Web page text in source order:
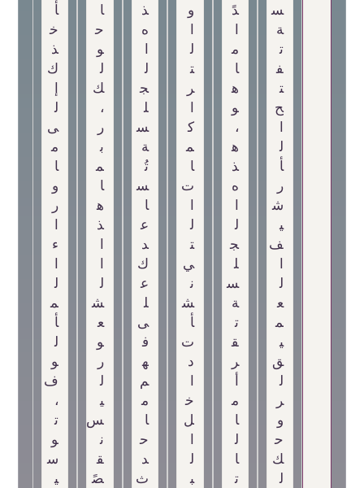
س
ة
ت
ف
ت
ح
ا
ل
أ
ر
ش
ي
ف
ا
ل
ع
م
ي
ق
ل
ر
و
ح
ك
ل
دً
ا
م
ا
ه
و
،
ه
ذ
ه
ا
ل
ج
ل
س
ة
ت
ق
ر
أ
م
ا
ل
ا
ت
و
ا
ل
ت
ر
ا
ك
م
ا
ت
ا
ل
ت
ي
ن
ش
أ
ت
د
ا
خ
ل
ا
ل
ب
ذ
ه
ا
ل
ج
ل
س
ة
تُ
س
ا
ع
د
ك
ع
ل
ى
ف
ه
م
م
ا
ح
د
ث
ا
ح
و
ل
ك
،
ر
ب
م
ا
ه
ذ
ا
ا
ل
ش
ع
و
ر
ل
ي
س
ن
ق
صً
أ
خ
ذ
ك
إ
ل
ى
م
ا
و
ر
ا
ء
ا
ل
م
أ
ل
و
ف
،
ت
و
س
ي